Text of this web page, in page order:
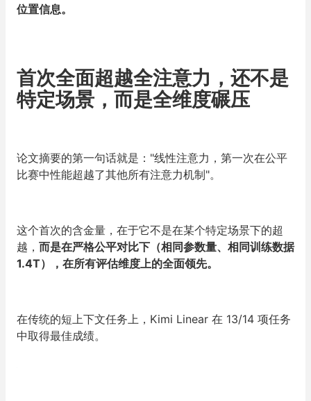
位置信息。
首次全面超越全注意力，还不是
特定场景，而是全维度碾压
论文摘要的第一句话就是："线性注意力，第一次在公平
比赛中性能超越了其他所有注意力机制"。
这个首次的含金量，在于它不是在某个特定场景下的超
越， 而是在严格公平对比下（相同参数量、相同训练数据
1.4T），在所有评估维度上的全面领先。
在传统的短上下文任务上，Kimi Linear 在 13/14 项任务
中取得最佳成绩。